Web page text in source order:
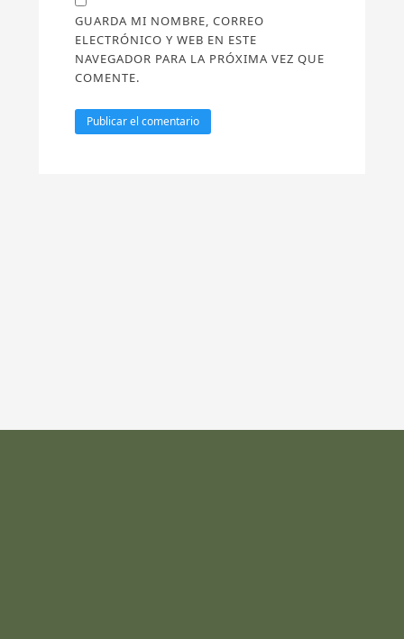
GUARDA MI NOMBRE, CORREO
ELECTRÓNICO Y WEB EN ESTE
NAVEGADOR PARA LA PRÓXIMA VEZ QUE
COMENTE.